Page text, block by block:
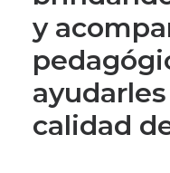
y
calidad